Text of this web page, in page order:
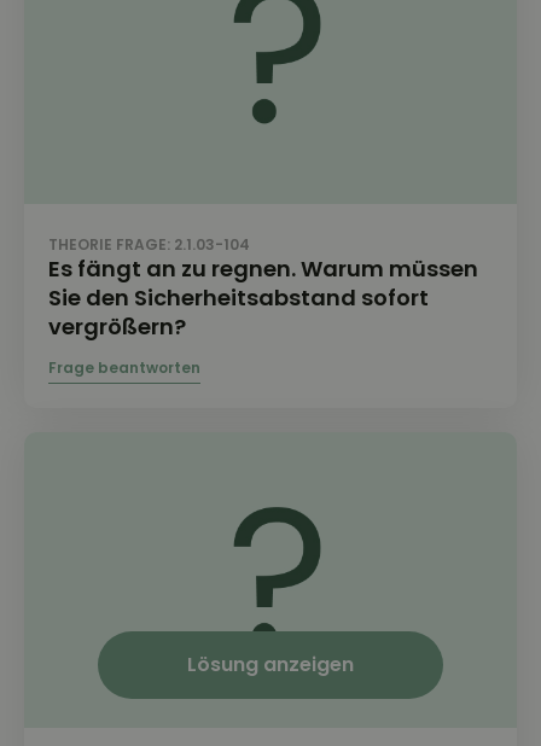
Lösung anzeigen
THEORIE FRAGE: 2.1.03-104
Es fängt an zu regnen. Warum müssen
Sie den Sicherheitsabstand sofort
vergrößern?